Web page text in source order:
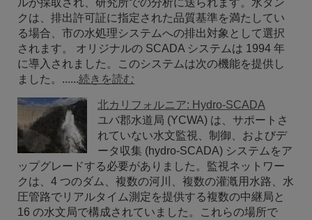
ルが採取され、研究所での分析に送られます。水タン
クは、排出許可証に指定された品質基準を満たしてい
る場合、市の水処理システムへの排出対象として選択
されます。 オリジナルの SCADA システムは 1994 年
に導入されました。このシステムは次の機能を提供し
ました。......続きを読む
北カリフォルニア: Hydro-SCADA
ユバ郡水道局 (YCWA) は、サポートさ
れていない水文監視、制御、およびデ
ータ収集 (hydro-SCADA) システムをア
ップグレードする必要がありました。監視ネットワー
クは、4 つのダム、複数の河川、複数の灌漑用水路、水
圧管路でリアルタイム測定を提供する複数の中継局と
16 の水文局で構成されていました。これらの場所で